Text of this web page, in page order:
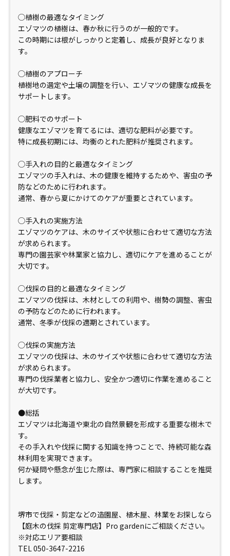
◯植樹の最適なタイミング
エゾマツの植樹は、春か秋に行うのが一般的です。
この時期には根がしっかりと定着し、成長が良好となりま
す。
◯植樹のアプローチ
植樹地の選定や土壌の調整を行い、エゾマツの健康な成長を
サポートします。
◯肥料でのサポート
健康なエゾマツを育てるには、適切な肥料が必要です。
特に成長初期には、均衡のとれた肥料が推奨されます。
◯手入れの目的と最適なタイミング
エゾマツの手入れは、木の健康を維持するためや、害虫の予
防などのために行われます。
通常、春から夏にかけてのケアが重要とされています。
◯手入れの実施方法
エゾマツのケアは、木のサイズや状態に合わせて適切な方法
が求められます。
専門の園芸家や林業家と協力し、適切にケアを進めることが
大切です。
◯伐採の目的と最適なタイミング
エゾマツの伐採は、木材としての利用や、樹勢の調整、害虫
の予防などのために行われます。
通常、冬季が伐採の適期とされています。
◯伐採の実施方法
エゾマツの伐採は、木のサイズや状態に合わせて適切な方法
が求められます。
専門の伐採業者と協力し、安全かつ適切に作業を進めること
が大切です。
●総括
エゾマツは北海道や東北の自然景観を形成する重要な樹木で
す。
その手入れや伐採に関する知識を持つことで、持続可能な森
林利用を実現できます。
何か疑問や懸念が生じた際は、専門家に相談することを推奨
します。
堺市で伐採・剪定などの造園屋、植木屋、林業をお探しなら
【庭木の伐採 剪定専門店】Pro gardenにご相談ください。
※対応エリア要相談
TEL 050-3647-2216